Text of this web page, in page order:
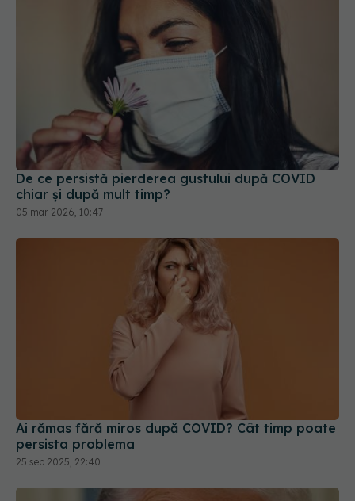
De ce persistă pierderea gustului după COVID
chiar și după mult timp?
05 mar 2026, 10:47
Ai rămas fără miros după COVID? Cât timp poate
persista problema
25 sep 2025, 22:40